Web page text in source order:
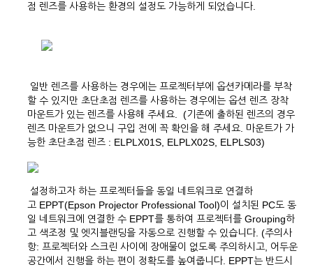
점 렌즈를 사용하는 환경의 설정도 가능하게 되었습니다.
일반 렌즈를 사용하는 경우에는 프로젝터부에 옵션카메라를 부착
할 수 있지만 초단초점 렌즈를 사용하는 경우에는 옵션 렌즈 장착
마운트가 있는 렌즈를 사용해 주세요. (기존에 출하된 렌즈의 경우
렌즈 마운트가 없으니 구입 전에 꼭 확인을 해 주세요. 마운트가 가
능한 초단초점 렌즈 : ELPLX01S, ELPLX02S, ELPLS03)
설정하고자 하는 프로젝터들을 동일 네트워크로 연결하
고 EPPT(Epson Projector Professional Tool)이 설치된 PC도 동
일 네트워크에 연결한 수 EPPT를 통하여 프로젝터를 Grouping하
고 색조정 및 엣지블랜딩을 자동으로 진행할 수 있습니다. (주의사
항: 프로젝터와 스크린 사이에 장애물이 없도록 주의하시고, 어두운
공간에서 진행을 하는 편이 정확도를 높여줍니다. EPPT는 반드시